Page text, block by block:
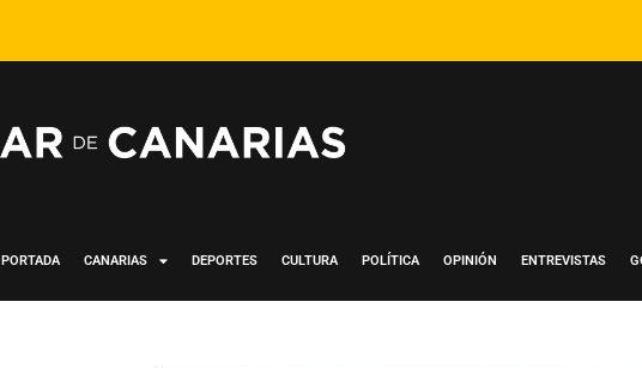
PORTADA CANARIAS DEPORTES CULTURA POLÍTICA OPINIÓN ENTREVISTAS